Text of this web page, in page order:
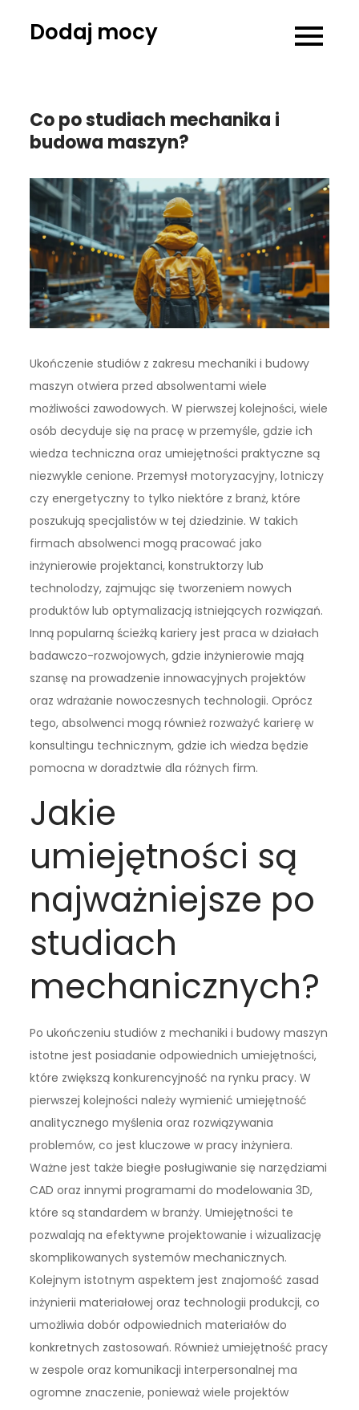
Dodaj mocy
Co po studiach mechanika i
budowa maszyn?
Ukończenie studiów z zakresu mechaniki i budowy
maszyn otwiera przed absolwentami wiele
możliwości zawodowych. W pierwszej kolejności, wiele
osób decyduje się na pracę w przemyśle, gdzie ich
wiedza techniczna oraz umiejętności praktyczne są
niezwykle cenione. Przemysł motoryzacyjny, lotniczy
czy energetyczny to tylko niektóre z branż, które
poszukują specjalistów w tej dziedzinie. W takich
firmach absolwenci mogą pracować jako
inżynierowie projektanci, konstruktorzy lub
technolodzy, zajmując się tworzeniem nowych
produktów lub optymalizacją istniejących rozwiązań.
Inną popularną ścieżką kariery jest praca w działach
badawczo-rozwojowych, gdzie inżynierowie mają
szansę na prowadzenie innowacyjnych projektów
oraz wdrażanie nowoczesnych technologii. Oprócz
tego, absolwenci mogą również rozważyć karierę w
konsultingu technicznym, gdzie ich wiedza będzie
pomocna w doradztwie dla różnych firm.
Jakie
umiejętności są
najważniejsze po
studiach
mechanicznych?
Po ukończeniu studiów z mechaniki i budowy maszyn
istotne jest posiadanie odpowiednich umiejętności,
które zwiększą konkurencyjność na rynku pracy. W
pierwszej kolejności należy wymienić umiejętność
analitycznego myślenia oraz rozwiązywania
problemów, co jest kluczowe w pracy inżyniera.
Ważne jest także biegłe posługiwanie się narzędziami
CAD oraz innymi programami do modelowania 3D,
które są standardem w branży. Umiejętności te
pozwalają na efektywne projektowanie i wizualizację
skomplikowanych systemów mechanicznych.
Kolejnym istotnym aspektem jest znajomość zasad
inżynierii materiałowej oraz technologii produkcji, co
umożliwia dobór odpowiednich materiałów do
konkretnych zastosowań. Również umiejętność pracy
w zespole oraz komunikacji interpersonalnej ma
ogromne znaczenie, ponieważ wiele projektów